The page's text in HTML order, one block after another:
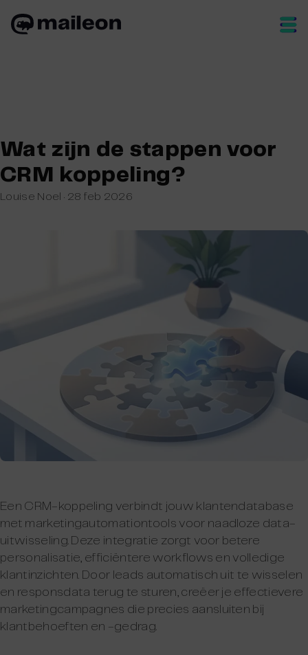
Wat zijn de stappen voor
CRM koppeling?
Louise Noel · 28 feb 2026
Een CRM-koppeling verbindt jouw klantendatabase
met marketingautomationtools voor naadloze data-
uitwisseling. Deze integratie zorgt voor betere
personalisatie, efficiëntere workflows en volledige
klantinzichten. Door leads automatisch uit te wisselen
en responsdata terug te sturen, creëer je effectievere
marketingcampagnes die precies aansluiten bij
klantbehoeften en -gedrag.